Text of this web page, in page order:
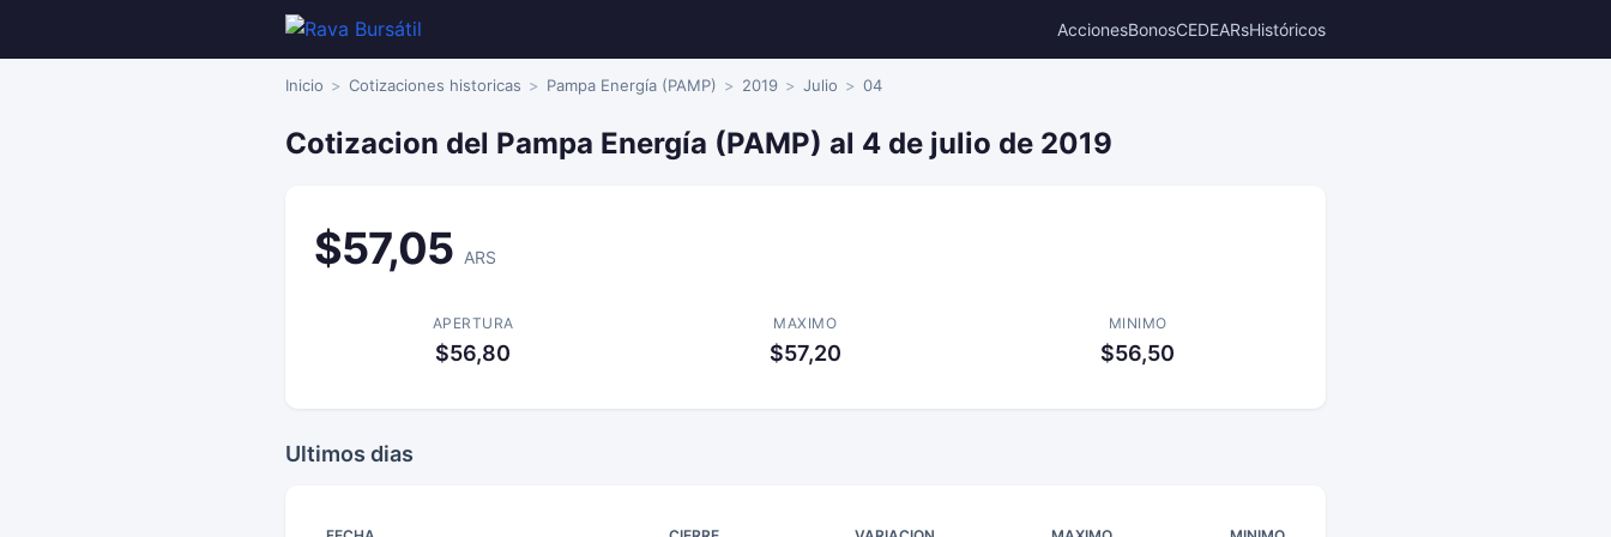
AccionesBonosCEDEARsHistóricos
Inicio Cotizaciones historicas Pampa Energía (PAMP) 2019 Julio 04
Cotizacion del Pampa Energía (PAMP) al 4 de julio de 2019
$57,05 ARS
APERTURA
$56,80
MAXIMO
$57,20
MINIMO
$56,50
Ultimos dias